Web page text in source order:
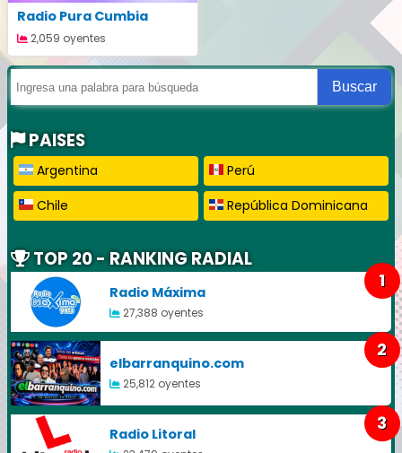
Radio Pura Cumbia
2,059 oyentes
Buscar
PAISES
Argentina
Perú
Chile
República Dominicana
TOP 20 - RANKING RADIAL
Radio Máxima
27,388 oyentes
1
elbarranquino.com
25,812 oyentes
2
Radio Litoral
3